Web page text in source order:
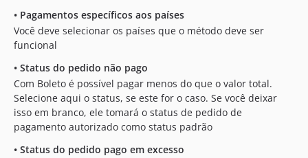
• Pagamentos específicos aos países
Você deve selecionar os países que o método deve ser
funcional
• Status do pedido não pago
Com Boleto é possível pagar menos do que o valor total.
Selecione aqui o status, se este for o caso. Se você deixar
isso em branco, ele tomará o status de pedido de
pagamento autorizado como status padrão
• Status do pedido pago em excesso